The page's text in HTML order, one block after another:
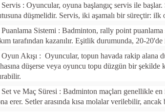
: Oyuncular, oyuna başlangıç servis ile
düşmelidir. Servis, iki aşamalı bir süreçtir: ilk
Sistemi : Badminton, rally point
tarafından kazanılır. Eşitlik durumunda, 20-
Akışı : Oyuncular, topun havada rakip alana
düşerse veya oyuncu topu düzgün bir şekilde
Set ve Maç Süresi : Badminton maçları genellikle
erer. Setler arasında kısa molalar verilebilir, ancak